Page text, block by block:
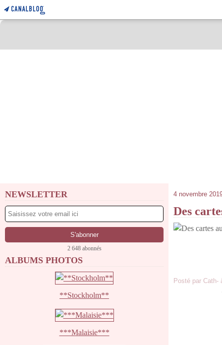
NEWSLETTER
2 648 abonnés
ALBUMS PHOTOS
**Stockholm**
***Malaisie***
4 novembre
Des
Posté par Cath-